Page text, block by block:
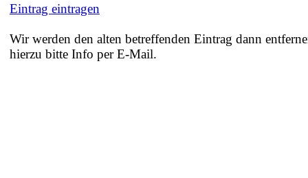
Eintrag eintragen
Wir werden den alten betreffenden Eintrag dann
hierzu bitte Info per E-Mail.